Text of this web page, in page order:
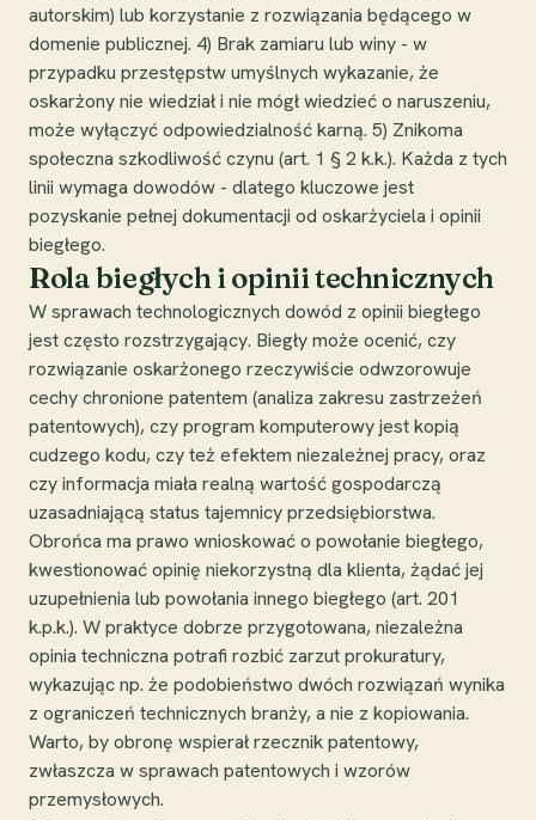
autorskim) lub korzystanie z rozwiązania będącego w
domenie publicznej. 4) Brak zamiaru lub winy - w
przypadku przestępstw umyślnych wykazanie, że
oskarżony nie wiedział i nie mógł wiedzieć o naruszeniu,
może wyłączyć odpowiedzialność karną. 5) Znikoma
społeczna szkodliwość czynu (art. 1 § 2 k.k.). Każda z tych
linii wymaga dowodów - dlatego kluczowe jest
pozyskanie pełnej dokumentacji od oskarżyciela i opinii
biegłego.
Rola biegłych i opinii technicznych
W sprawach technologicznych dowód z opinii biegłego
jest często rozstrzygający. Biegły może ocenić, czy
rozwiązanie oskarżonego rzeczywiście odwzorowuje
cechy chronione patentem (analiza zakresu zastrzeżeń
patentowych), czy program komputerowy jest kopią
cudzego kodu, czy też efektem niezależnej pracy, oraz
czy informacja miała realną wartość gospodarczą
uzasadniającą status tajemnicy przedsiębiorstwa.
Obrońca ma prawo wnioskować o powołanie biegłego,
kwestionować opinię niekorzystną dla klienta, żądać jej
uzupełnienia lub powołania innego biegłego (art. 201
k.p.k.). W praktyce dobrze przygotowana, niezależna
opinia techniczna potrafi rozbić zarzut prokuratury,
wykazując np. że podobieństwo dwóch rozwiązań wynika
z ograniczeń technicznych branży, a nie z kopiowania.
Warto, by obronę wspierał rzecznik patentowy,
zwłaszcza w sprawach patentowych i wzorów
przemysłowych.